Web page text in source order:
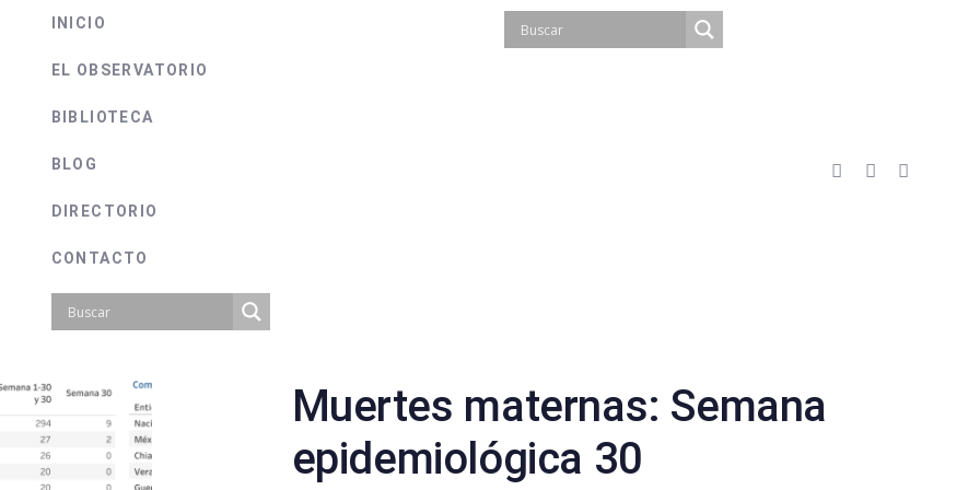
INICIO
EL OBSERVATORIO
BIBLIOTECA
BLOG
DIRECTORIO
CONTACTO
Muertes maternas: Semana
epidemiológica 30